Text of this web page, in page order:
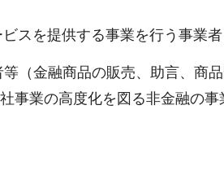
スを提供する事業を行う事業者
（金融商品の販売、助言、商
事業の高度化を図る非金融の事